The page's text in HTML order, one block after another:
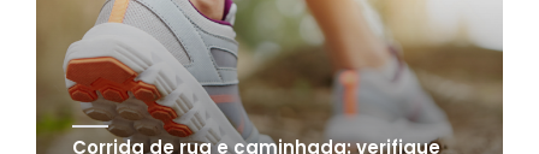
Corrida de rua e caminhada: verifique